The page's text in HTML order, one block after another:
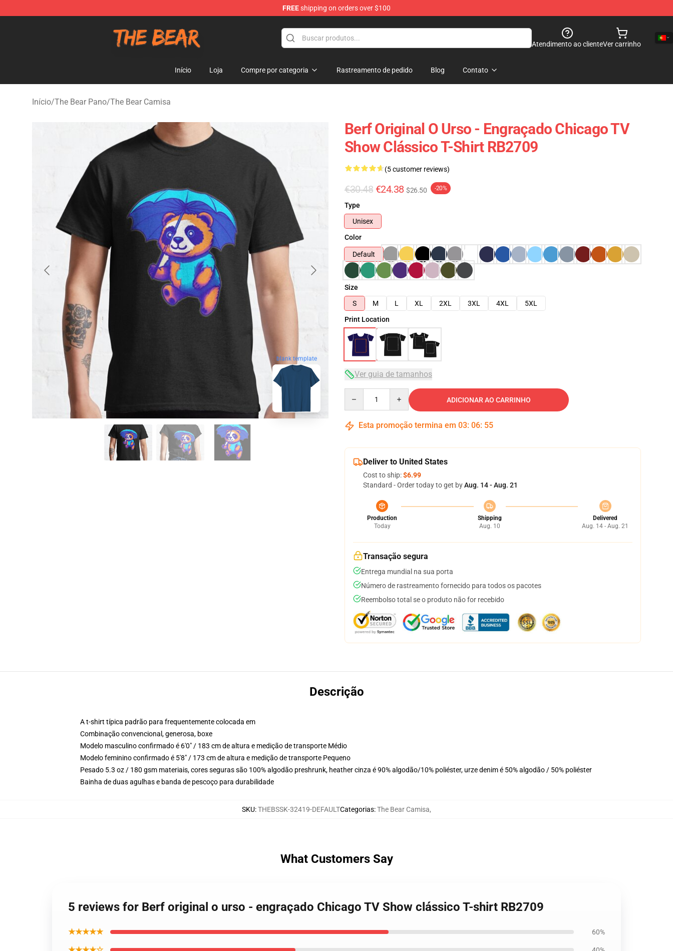
FREEshipping on orders over $100
Atendimento ao clienteVer carrinho
Início Loja Compre por categoria Rastreamento de pedido Blog Contato
Início/The Bear Pano/The Bear Camisa
blank template
Berf Original O Urso - Engraçado Chicago TV
Show Clássico T-Shirt RB2709
(5 customer reviews)
€30.48 €24.38 $26.50 -20%
Type
Unisex
Color
Default
Size
S
M L XL 2XL 3XL 4XL
5XL
Print Location
Ver guia de tamanhos
ADICIONAR AO CARRINHO
Esta promoção termina em 03: 06: 54
Deliver to United States
Cost to ship:$6.99
Standard - Order today to get byAug. 14 - Aug. 21
Production
Today
Shipping
Aug. 10
Delivered
Aug. 14 - Aug. 21
Transação segura
Entrega mundial na sua porta
Número de rastreamento fornecido para todos os pacotes
Reembolso total se o produto não for recebido
Descrição
A t-shirt típica padrão para frequentemente colocada em
Combinação convencional, generosa, boxe
Modelo masculino confirmado é 6'0" / 183 cm de altura e medição de transporte Médio
Modelo feminino confirmado é 5'8" / 173 cm de altura e medição de transporte Pequeno
Pesado 5.3 oz / 180 gsm materiais, cores seguras são 100% algodão preshrunk, heather cinza é 90% algodão/10% poliéster, urze denim é 50% algodão / 50% poliéster
Bainha de duas agulhas e banda de pescoço para durabilidade
SKU:THEBSSK-32419-DEFAULTCategorias:The Bear Camisa,
What Customers Say
5 reviews for Berf original o urso - engraçado Chicago TV Show clássico T-shirt RB2709
★★★★★ 60%